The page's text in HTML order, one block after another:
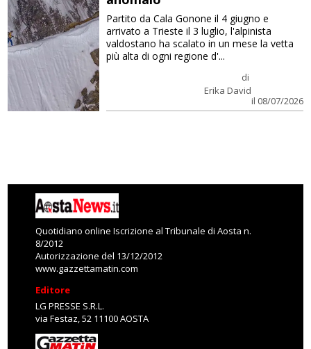
di
Erika David
il 08/07/2026
Partito da Cala Gonone il 4 giugno e
arrivato a Trieste il 3 luglio, l'alpinista
valdostano ha scalato in un mese la vetta
più alta di ogni regione d'...
Quotidiano online Iscrizione al Tribunale di Aosta n.
8/2012
Autorizzazione del 13/12/2012
www.gazzettamatin.com
Editore
LG PRESSE S.R.L.
via Festaz, 52 11100 AOSTA